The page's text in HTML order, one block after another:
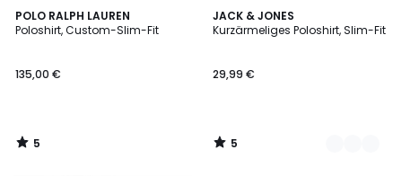
POLO RALPH LAUREN
Poloshirt, Custom-Slim-Fit
135,00 €
5
/
5
/
JACK & JONES
Kurzärmeliges Poloshirt, Slim-Fit
29,99 €
5
/
2
Farben
5
/